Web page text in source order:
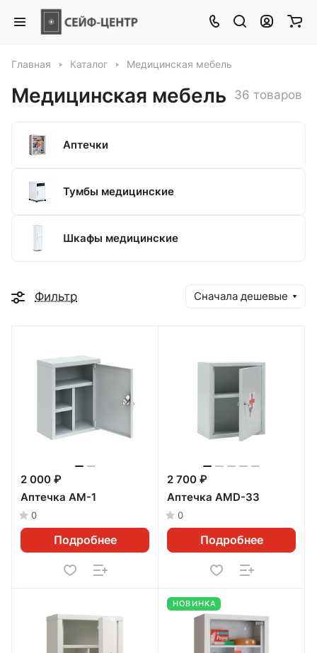
Главная Каталог Медицинская мебель
Медицинская мебель 36 товаров
Аптечки
Тумбы медицинские
Шкафы медицинские
Фильтр Сначала дешевые
2 000 ₽
Аптечка АМ-1
0
Подробнее
2 700 ₽
Аптечка AMD-33
0
Подробнее
НОВИНКА